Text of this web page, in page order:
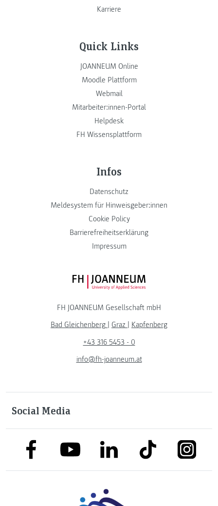
Karriere
Quick Links
JOANNEUM Online
Moodle Plattform
Webmail
Mitarbeiter:innen-Portal
Helpdesk
FH Wissensplattform
Infos
Datenschutz
Meldesystem für Hinweisgeber:innen
Cookie Policy
Barrierefreiheitserklärung
Impressum
FH JOANNEUM Logo
FH JOANNEUM Gesellschaft mbH
Bad Gleichenberg
Graz
Kapfenberg
+43 316 5453 - 0
info@fh-joanneum.at
Social Media
link to facebooklink to youtubelink to linkedinlink to tiktok